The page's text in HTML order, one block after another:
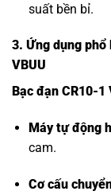
suất bền bỉ.
3. Ứng dụng phổ
VBUU
Bạc đạn CR10-1
Máy tự động
cam.
Cơ cấu